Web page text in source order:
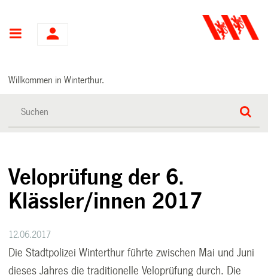
Hauptnavigation
Willkommen in Winterthur.
Veloprüfung der 6.
Klässler/innen 2017
12.06.2017
Die Stadtpolizei Winterthur führte zwischen Mai und Juni
dieses Jahres die traditionelle Veloprüfung durch. Die